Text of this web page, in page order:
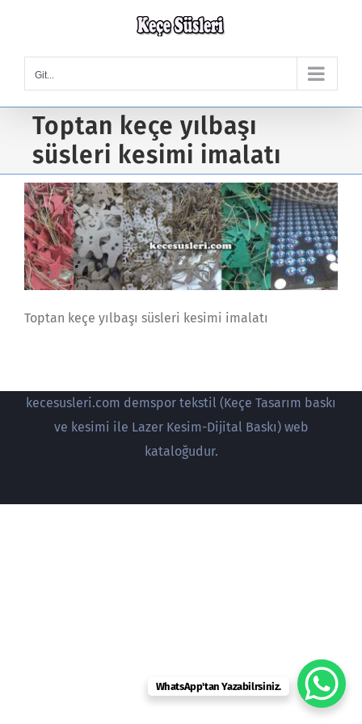
content
Git...
Toptan keçe yılbaşı
süsleri kesimi imalatı
Toptan keçe yılbaşı süsleri kesimi imalatı
kecesusleri.com demspor tekstil (Keçe Tasarım baskı
ve kesimi ile Lazer Kesim-Dijital Baskı) web
kataloğudur.
WhatsApp'tan Yazabilrsiniz.